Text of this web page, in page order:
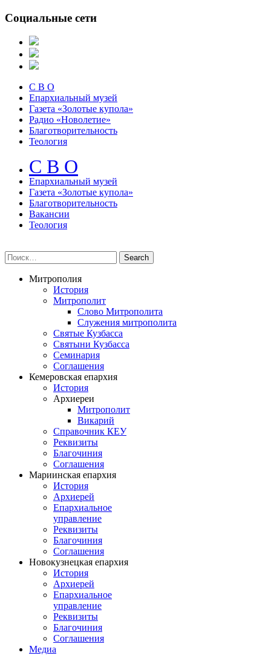
Социальные сети
С В О
Епархиальный музей
Газета «Золотые купола»
Радио «Новолетие»
Благотворительность
Теология
С В О
Епархиальный музeй
Газета «Золотые купола»
Благотворительность
Вакансии
Теология
Митрополия
История
Митрополит
Слово Митрополита
Служения митрополита
Святые Кузбасса
Святыни Кузбасса
Семинария
Соглашения
Кемеровская епархия
История
Архиереи
Митрополит
Викарий
Справочник КЕУ
Реквизиты
Благочиния
Соглашения
Мариинская епархия
История
Архиерей
Епархиальное
управление
Реквизиты
Благочиния
Соглашения
Новокузнецкая епархия
История
Архиерей
Епархиальное
управление
Реквизиты
Благочиния
Соглашения
Медиа